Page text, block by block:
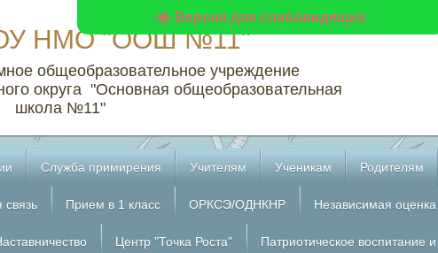
Версия для слабовидящих
НМО "ООШ №11"
общеобразовательное учреждение
округа "Основная общеобразовательная
школа №11"
Служба примирения Учителям Ученикам Родителям
связь Прием в 1 класс ОРКСЭ/ОДНКНР Независимая оценка
Центр "Точка Роста" Патриотическое воспитание